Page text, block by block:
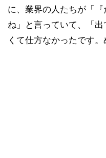
に、業界の人たちが「
ね」と言っていて、「
くて仕方なかったです